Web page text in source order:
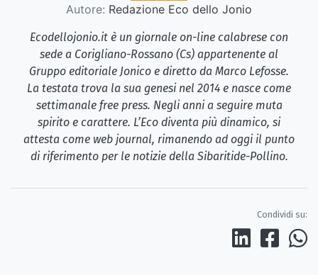
Autore: Redazione Eco dello Jonio
Ecodellojonio.it è un giornale on-line calabrese con
sede a Corigliano-Rossano (Cs) appartenente al
Gruppo editoriale Jonico e diretto da Marco Lefosse.
La testata trova la sua genesi nel 2014 e nasce come
settimanale free press. Negli anni a seguire muta
spirito e carattere. L’Eco diventa più dinamico, si
attesta come web journal, rimanendo ad oggi il punto
di riferimento per le notizie della Sibaritide-Pollino.
Condividi su: